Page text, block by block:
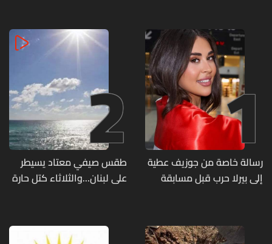
1
رسالة خاصة من جوزيف عطية
إلى بيرلا حرب قبل مسابقة
2
طقس صيفي معتاد يسيطر
على لبنان...والثلاثاء كتل حارة